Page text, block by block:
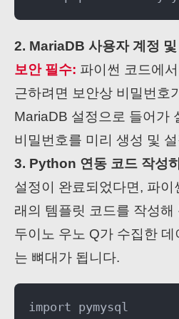
2. MariaDB 사용자 계정
보안 필수: 파이썬 코드에
근하려면 보안상 비밀번호
MariaDB 설정으로 들어가
비밀번호를 미리 생성 및
3. Python 연동 코드 작성하
설정이 완료되었다면, 파
래의 템플릿 코드를 작성
두이노 우노 Q가 수집한
는 뼈대가 됩니다.
import pymysql